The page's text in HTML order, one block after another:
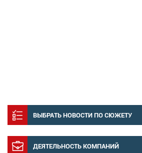
ВЫБРАТЬ НОВОСТИ ПО СЮЖЕТУ
ДЕЯТЕЛЬНОСТЬ КОМПАНИЙ